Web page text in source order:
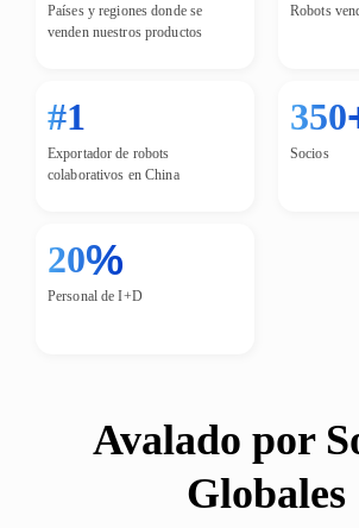
Países y regiones donde se
venden nuestros productos
Robots
#1
Exportador de robots
colaborativos en China
350
Socios
20%
Personal de I+D
Avalado por
Globales